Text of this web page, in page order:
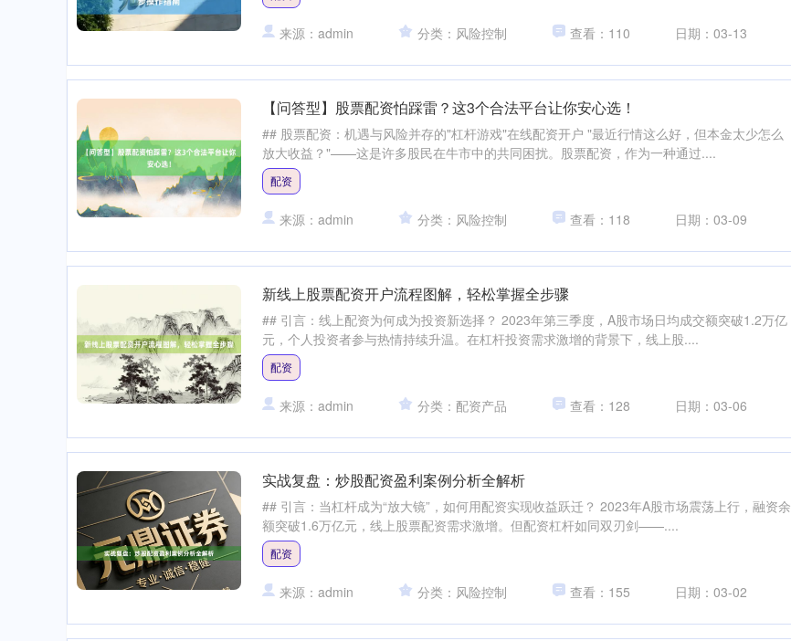
来源：admin 分类：风险控制 查看：110 日期：03-13
【问答型】股票配资怕踩雷？这3个合法平台让你安心选！
## 股票配资：机遇与风险并存的"杠杆游戏"在线配资开户 "最近行情这么好，但本金太少怎么
放大收益？"——这是许多股民在牛市中的共同困扰。股票配资，作为一种通过....
配资
来源：admin 分类：风险控制 查看：118 日期：03-09
新线上股票配资开户流程图解，轻松掌握全步骤
## 引言：线上配资为何成为投资新选择？ 2023年第三季度，A股市场日均成交额突破1.2万亿
元，个人投资者参与热情持续升温。在杠杆投资需求激增的背景下，线上股....
配资
来源：admin 分类：配资产品 查看：128 日期：03-06
实战复盘：炒股配资盈利案例分析全解析
## 引言：当杠杆成为“放大镜”，如何用配资实现收益跃迁？ 2023年A股市场震荡上行，融资余
额突破1.6万亿元，线上股票配资需求激增。但配资杠杆如同双刃剑——....
配资
来源：admin 分类：风险控制 查看：155 日期：03-02